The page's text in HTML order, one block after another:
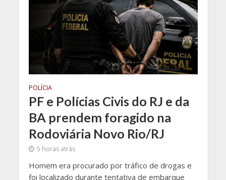
POLÍCIA
PF e Polícias Civis do RJ e da
BA prendem foragido na
Rodoviária Novo Rio/RJ
5 horas atrás
Homem era procurado por tráfico de drogas e
foi localizado durante tentativa de embarque